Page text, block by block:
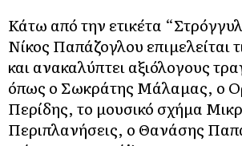
Κάτω από την ετικέτα
Νίκος Παπάζογλου επιμελείται
και ανακαλύπτει αξιόλογους
όπως ο Σωκράτης Μάλαμας, ο
Περίδης, το μουσικό σχήμα
Περιπλανήσεις, ο Θανάσης